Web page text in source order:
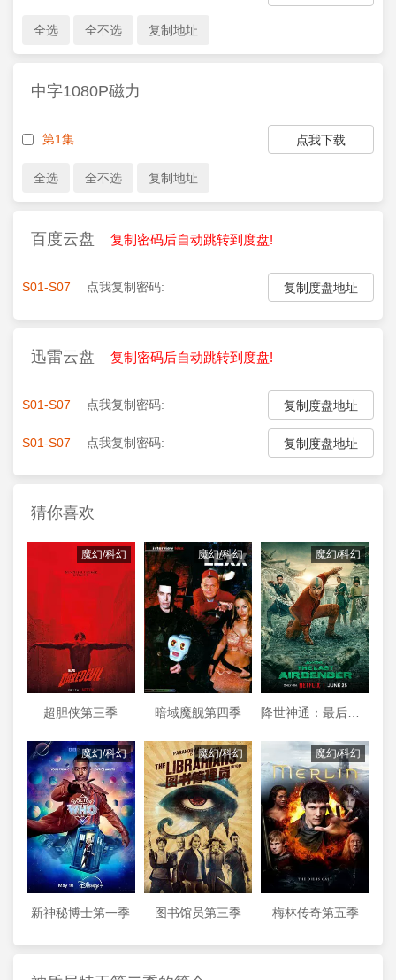
中字1080P磁力
第1集 点我下载
百度云盘 复制密码后自动跳转到度盘!
S01-S07 点我复制密码: 复制度盘地址
迅雷云盘 复制密码后自动跳转到度盘!
S01-S07 点我复制密码: 复制度盘地址
S01-S07 点我复制密码: 复制度盘地址
猜你喜欢
魔幻/科幻
超胆侠第三季
魔幻/科幻
暗域魔舰第四季
魔幻/科幻
降世神通：最后的气宗第二季
魔幻/科幻
新神秘博士第一季
魔幻/科幻
图书馆员第三季
魔幻/科幻
梅林传奇第五季